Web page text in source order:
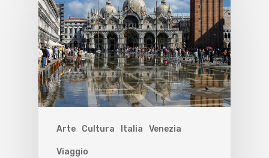
Arte Cultura Italia Venezia
Viaggio